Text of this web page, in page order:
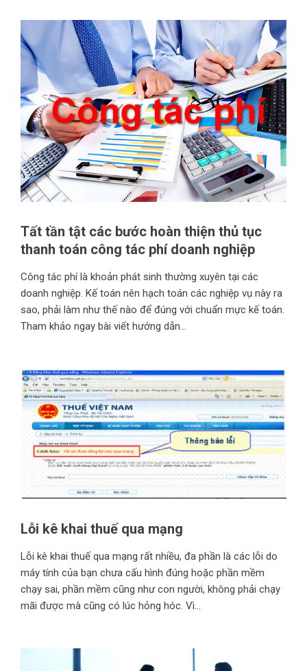
Tất tần tật các bước hoàn thiện thủ tục
thanh toán công tác phí doanh nghiệp
Công tác phí là khoản phát sinh thường xuyên tại các
doanh nghiệp. Kế toán nên hạch toán các nghiệp vụ này ra
sao, phải làm như thế nào để đúng với chuẩn mực kế toán.
Tham khảo ngay bài viết hướng dẫn...
Lỗi kê khai thuế qua mạng
Lỗi kê khai thuế qua mạng rất nhiều, đa phần là các lỗi do
máy tính của bạn chưa cấu hình đúng hoặc phần mềm
chạy sai, phần mềm cũng như con người, không phải chạy
mãi được mà cũng có lúc hỏng hóc. Vì...